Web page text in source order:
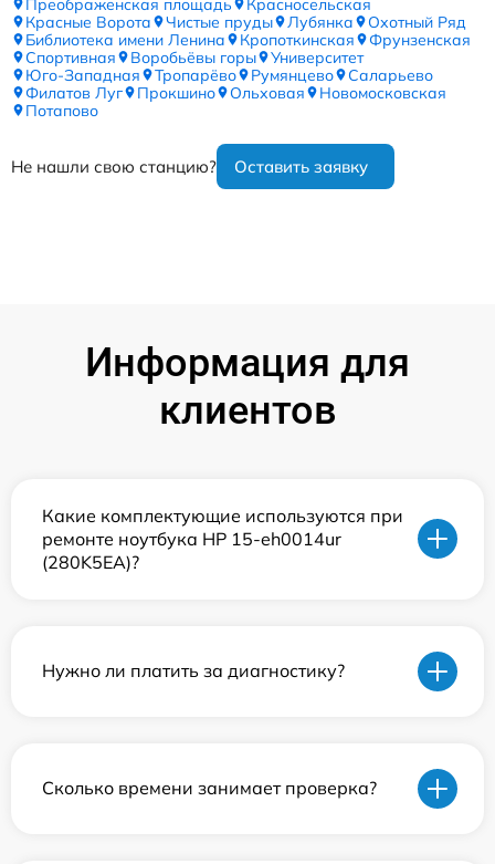
Преображенская площадь
Красносельская
Красные Ворота
Чистые пруды Лубянка
Охотный Ряд
Библиотека имени Ленина
Кропоткинская
Фрунзенская
Спортивная
Воробьёвы горы
Университет
Юго-Западная
Тропарёво Румянцево
Саларьево
Филатов Луг
Прокшино Ольховая
Новомосковская
Потапово
Не нашли свою станцию? Оставить заявку
Информация для
клиентов
Какие комплектующие используются при
ремонте ноутбука HP 15-eh0014ur
(280K5EA)?
Нужно ли платить за диагностику?
Сколько времени занимает проверка?